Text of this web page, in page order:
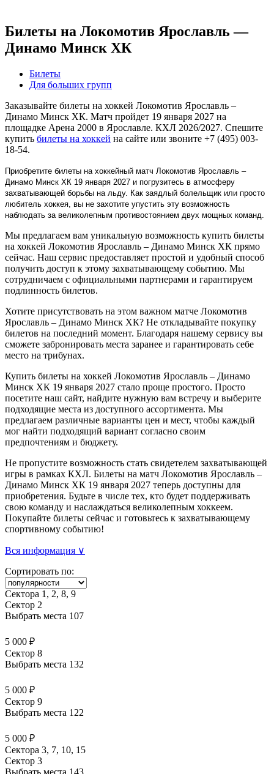
Билеты на Локомотив Ярославль —
Динамо Минск ХК
Билеты
Для больших групп
Заказывайте билеты на хоккей Локомотив Ярославль –
Динамо Минск ХК. Матч пройдет 19 января 2027 на
площадке Арена 2000 в Ярославле. КХЛ 2026/2027. Спешите
купить билеты на хоккей на сайте или звоните +7 (495) 003-
18-54.
Приобретите билеты на хоккейный матч Локомотив Ярославль –
Динамо Минск ХК 19 января 2027 и погрузитесь в атмосферу
захватывающей борьбы на льду. Как заядлый болельщик или просто
любитель хоккея, вы не захотите упустить эту возможность
наблюдать за великолепным противостоянием двух мощных команд.
Мы предлагаем вам уникальную возможность купить билеты
на хоккей Локомотив Ярославль – Динамо Минск ХК прямо
сейчас. Наш сервис предоставляет простой и удобный способ
получить доступ к этому захватывающему событию. Мы
сотрудничаем с официальными партнерами и гарантируем
подлинность билетов.
Хотите присутствовать на этом важном матче Локомотив
Ярославль – Динамо Минск ХК? Не откладывайте покупку
билетов на последний момент. Благодаря нашему сервису вы
сможете забронировать места заранее и гарантировать себе
место на трибунах.
Купить билеты на хоккей Локомотив Ярославль – Динамо
Минск ХК 19 января 2027 стало проще простого. Просто
посетите наш сайт, найдите нужную вам встречу и выберите
подходящие места из доступного ассортимента. Мы
предлагаем различные варианты цен и мест, чтобы каждый
мог найти подходящий вариант согласно своим
предпочтениям и бюджету.
Не пропустите возможность стать свидетелем захватывающей
игры в рамках КХЛ. Билеты на матч Локомотив Ярославль –
Динамо Минск ХК 19 января 2027 теперь доступны для
приобретения. Будьте в числе тех, кто будет поддерживать
свою команду и наслаждаться великолепным хоккеем.
Покупайте билеты сейчас и готовьтесь к захватывающему
спортивному событию!
Вся информация ∨
Сортировать по:
Сектора 1, 2, 8, 9
Сектор 2
Выбрать места 107
5 000 ₽
Сектор 8
Выбрать места 132
5 000 ₽
Сектор 9
Выбрать места 122
5 000 ₽
Сектора 3, 7, 10, 15
Сектор 3
Выбрать места 143